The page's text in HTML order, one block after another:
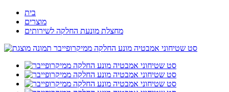
בית
מוצרים
מחצלת מונעת החלקה לשירותים